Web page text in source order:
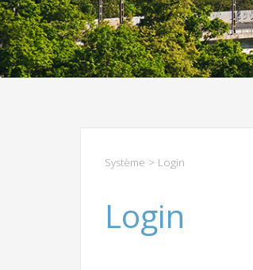
Système > Login
Login